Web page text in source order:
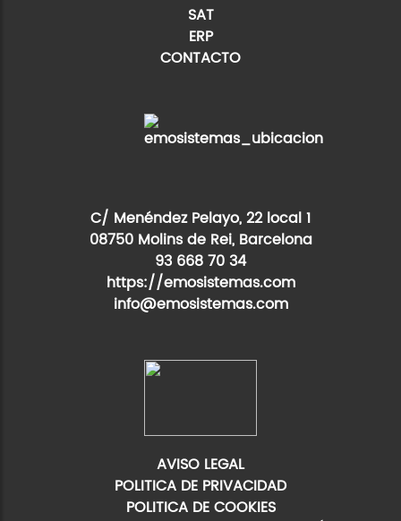
SAT
ERP
CONTACTO
C/ Menéndez Pelayo, 22 local 1
08750 Molins de Rei, Barcelona
93 668 70 34
https://emosistemas.com
info@emosistemas.com
AVISO LEGAL
POLITICA DE PRIVACIDAD
POLITICA DE COOKIES